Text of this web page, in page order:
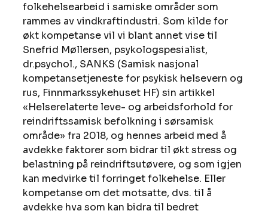
folkehelsearbeid i samiske områder som
rammes av vindkraftindustri. Som kilde for
økt kompetanse vil vi blant annet vise til
Snefrid Møllersen, psykologspesialist,
dr.psychol., SANKS (Samisk nasjonal
kompetansetjeneste for psykisk helsevern og
rus, Finnmarkssykehuset HF) sin artikkel
«Helserelaterte leve- og arbeidsforhold for
reindriftssamisk befolkning i sørsamisk
område» fra 2018, og hennes arbeid med å
avdekke faktorer som bidrar til økt stress og
belastning på reindriftsutøvere, og som igjen
kan medvirke til forringet folkehelse. Eller
kompetanse om det motsatte, dvs. til å
avdekke hva som kan bidra til bedret